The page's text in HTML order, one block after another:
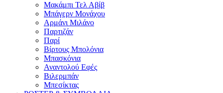
Μακάμπι Τελ Αβίβ
Μπάγερν Μονάχου
Αρμάνι Μιλάνο
Παρτιζάν
Παρί
Βίρτους Μπολόνια
Μπασκόνια
Αναντολού Εφές
Βιλερμπάν
Μπεσίκτας